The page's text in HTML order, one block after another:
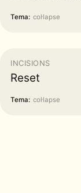
Tema: col·lapse
INCISIONS
Reset
Tema: col·lapse